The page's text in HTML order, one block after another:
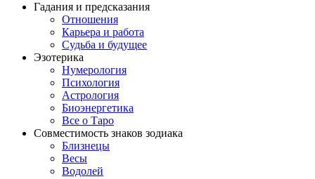
Гадания и предсказания
Отношения
Карьера и работа
Cудьба и будущее
Эзотерика
Нумерология
Психология
Астрология
Биоэнергетика
Все о Таро
Совместимость знаков зодиака
Близнецы
Весы
Водолей